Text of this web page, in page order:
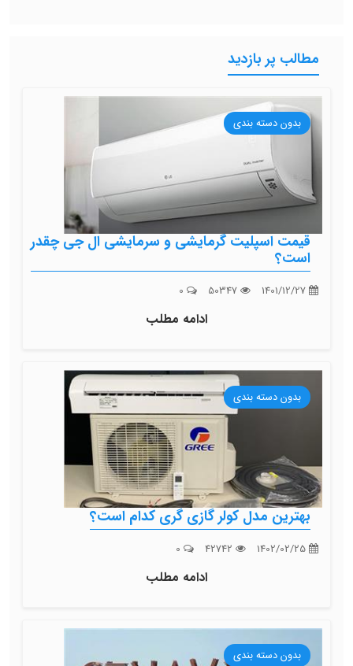
مطالب پر بازدید
بدون دسته بندی
قیمت اسپلیت گرمایشی و سرمایشی ال جی چقدر
است؟
ادامه مطلب
بدون دسته بندی
بهترین مدل کولر گازی گری کدام است؟
ادامه مطلب
بدون دسته بندی